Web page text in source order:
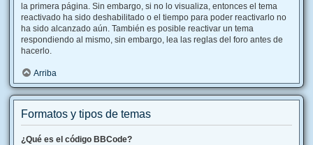
la primera página. Sin embargo, si no lo visualiza, entonces el tema
reactivado ha sido deshabilitado o el tiempo para poder reactivarlo no
ha sido alcanzado aún. También es posible reactivar un tema
respondiendo al mismo, sin embargo, lea las reglas del foro antes de
hacerlo.
Arriba
Formatos y tipos de temas
¿Qué es el código BBCode?